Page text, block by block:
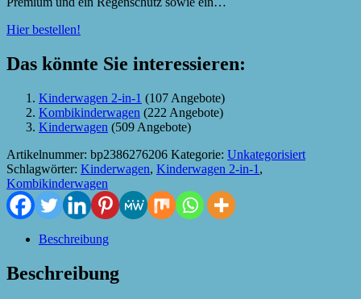
Hier bestellen!
Das könnte Sie interessieren:
Kinderwagen 2-in-1 (107 Angebote)
Kombikinderwagen (222 Angebote)
Kinderwagen (509 Angebote)
Artikelnummer: bp2386276206 Kategorie: Unkategorisiert
Schlagwörter: Kinderwagen, Kinderwagen 2-in-1 ,
Kombikinderwagen
Beschreibung
Beschreibung